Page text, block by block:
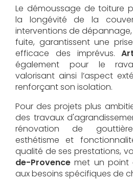
Le démoussage de toiture
la longévité de la
interventions de
fuite, garantissent une
efficace des imprévus.
également pour le
valorisant ainsi l’aspect
renforçant son isolation.
Pour des projets plus
des travaux
rénovation de
esthétisme et
qualité de ses prestations,
de-Provence met un point
aux besoins spécifiques de